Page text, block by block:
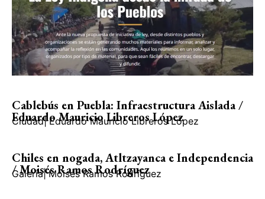
Cablebús en Puebla: Infraestructura Aislada /
Eduardo Mauricio Libreros López
Ciudad| Eduardo Mauricio Libreros López
Chiles en nogada, Atltzayanca e Independencia
/ Moisés Ramos Rodríguez
Galería| Moisés Ramos Rodríguez